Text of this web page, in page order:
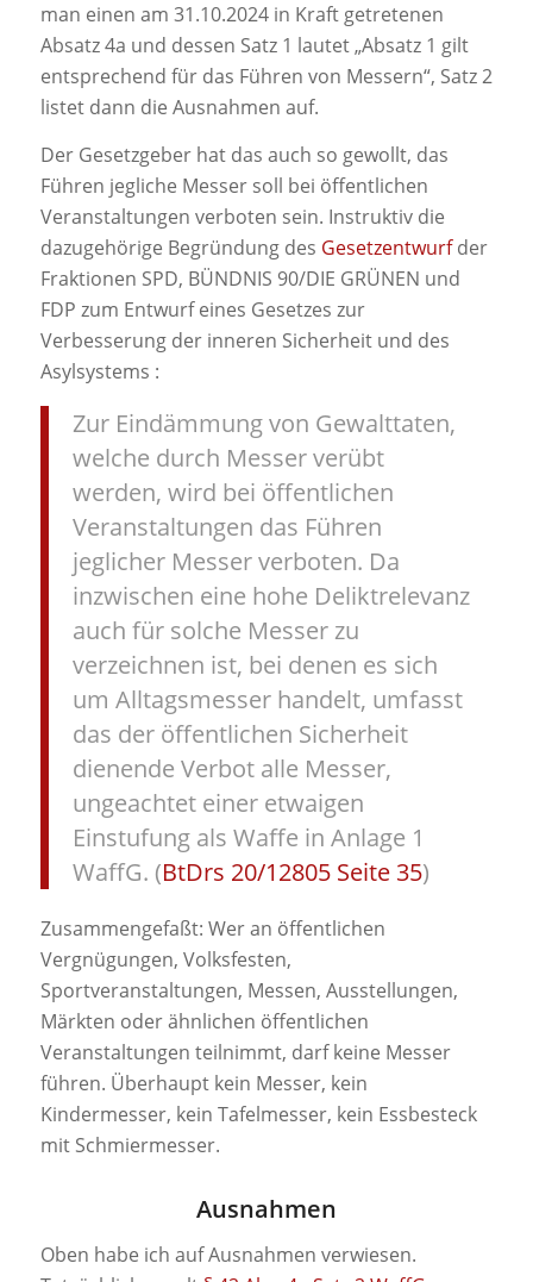
man einen am 31.10.2024 in Kraft getretenen
Absatz 4a und dessen Satz 1 lautet „Absatz1 gilt
entsprechend für das Führen von Messern“, Satz 2
listet dann die Ausnahmen auf.
Der Gesetzgeber hat das auch so gewollt, das
Führen jegliche Messer soll bei öffentlichen
Veranstaltungen verboten sein. Instruktiv die
dazugehörige Begründung des Gesetzentwurfder
Fraktionen SPD, BÜNDNIS 90/DIE GRÜNEN und
FDP zum Entwurf eines Gesetzes zur
Verbesserung der inneren Sicherheit und des
Asylsystems :
Zur Eindämmung von Gewalttaten,
welche durch Messer verübt
werden, wird bei öffentlichen
Veranstaltungen das Führen
jeglicher Messer verboten. Da
inzwischen eine hohe Deliktrelevanz
auch für solche Messer zu
verzeichnen ist, bei denen es sich
um Alltagsmesser handelt, umfasst
das der öffentlichen Sicherheit
dienende Verbot alle Messer,
ungeachtet einer etwaigen
Einstufung als Waffe in Anlage 1
WaffG. (BtDrs 20/12805 Seite 35)
Zusammengefaßt: Weran öffentlichen
Vergnügungen, Volksfesten,
Sportveranstaltungen, Messen, Ausstellungen,
Märkten oder ähnlichen öffentlichen
Veranstaltungen teilnimmt, darf keine Messer
führen. Überhaupt kein Messer, kein
Kindermesser, kein Tafelmesser, kein Essbesteck
mit Schmiermesser.
Ausnahmen
Oben habe ich auf Ausnahmen verwiesen.